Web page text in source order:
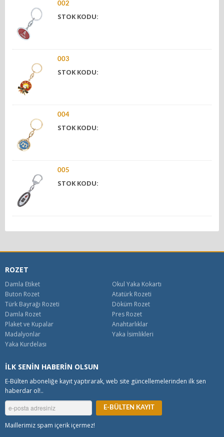
002
STOK KODU:
003
STOK KODU:
004
STOK KODU:
005
STOK KODU:
ROZET
Damla Etiket
Okul Yaka Kokartı
Buton Rozet
Atatürk Rozeti
Türk Bayrağı Rozeti
Döküm Rozet
Damla Rozet
Pres Rozet
Plaket ve Kupalar
Anahtarlıklar
Madalyonlar
Yaka İsimlikleri
Yaka Kurdelası
İLK SENİN HABERİN OLSUN
E-Bülten aboneliğe kayıt yaptırarak, web site güncellemelerinden ilk sen
haberdar ol!..
Maillerimiz spam içerik içermez!